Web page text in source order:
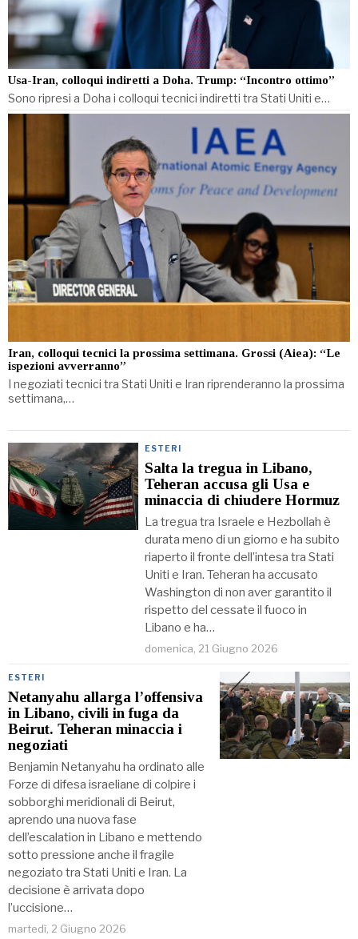
Usa-Iran, colloqui indiretti a Doha. Trump: “Incontro ottimo”
Sono ripresi a Doha i colloqui tecnici indiretti tra Stati Uniti e…
Iran, colloqui tecnici la prossima settimana. Grossi (Aiea): “Le
ispezioni avverranno”
I negoziati tecnici tra Stati Uniti e Iran riprenderanno la prossima
settimana,…
ESTERI
Salta la tregua in Libano,
Teheran accusa gli Usa e
minaccia di chiudere Hormuz
La tregua tra Israele e Hezbollah è
durata meno di un giorno e ha subito
riaperto il fronte dell’intesa tra Stati
Uniti e Iran. Teheran ha accusato
Washington di non aver garantito il
rispetto del cessate il fuoco in
Libano e ha…
domenica, 21 Giugno 2026
ESTERI
Netanyahu allarga l’offensiva
in Libano, civili in fuga da
Beirut. Teheran minaccia i
negoziati
Benjamin Netanyahu ha ordinato alle
Forze di difesa israeliane di colpire i
sobborghi meridionali di Beirut,
aprendo una nuova fase
dell’escalation in Libano e mettendo
sotto pressione anche il fragile
negoziato tra Stati Uniti e Iran. La
decisione è arrivata dopo
l’uccisione…
martedì, 2 Giugno 2026